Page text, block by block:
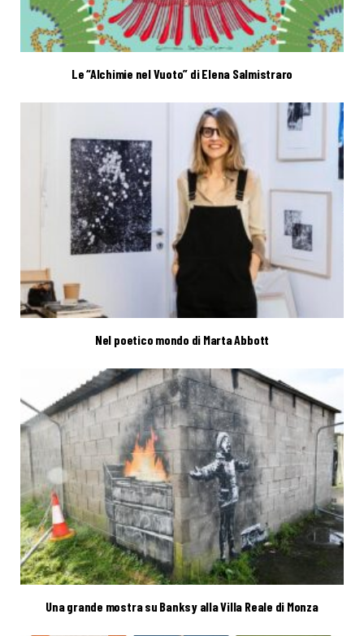
Le “Alchimie nel Vuoto” di Elena Salmistraro
Nel poetico mondo di Marta Abbott
Una grande mostra su Banksy alla Villa Reale di Monza